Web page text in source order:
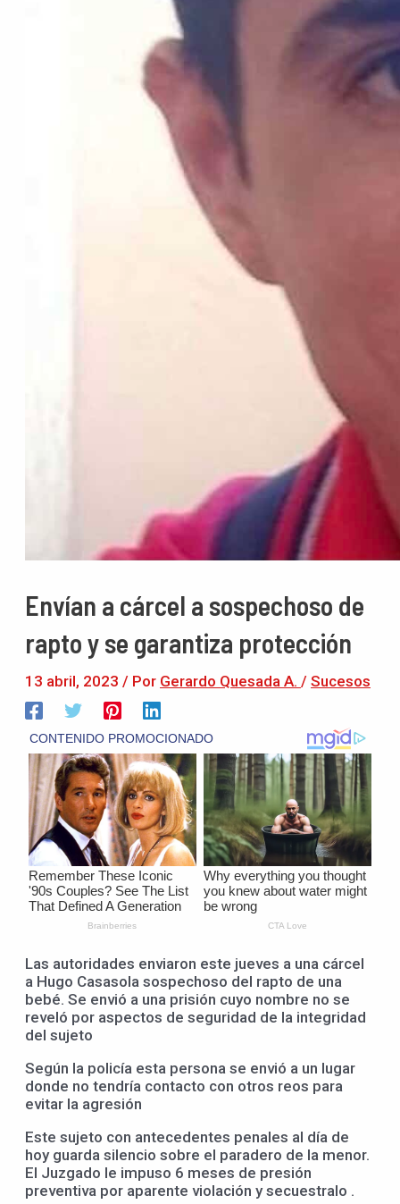
Envían a cárcel a sospechoso de
rapto y se garantiza protección
13 abril, 2023 / Por Gerardo Quesada A. / Sucesos
Las autoridades enviaron este jueves a una cárcel
a Hugo Casasola sospechoso del rapto de una
bebé. Se envió a una prisión cuyo nombre no se
reveló por aspectos de seguridad de la integridad
del sujeto
Según la policía esta persona se envió a un lugar
donde no tendría contacto con otros reos para
evitar la agresión
Este sujeto con antecedentes penales al día de
hoy guarda silencio sobre el paradero de la menor.
El Juzgado le impuso 6 meses de presión
preventiva por aparente violación y secuestralo .